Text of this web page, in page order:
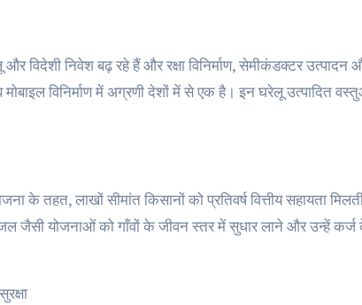
विदेशी निवेश बढ़ रहे हैं और रक्षा विनिर्माण, सेमीकंडक्टर उत्पादन
विनिर्माण में अग्रणी देशों में से एक है। इन घरेलू उत्पादित
के तहत, लाखों सीमांत किसानों को प्रतिवर्ष वित्तीय सहायता
जैसी योजनाओं को गाँवों के जीवन स्तर में सुधार लाने और उन्हें